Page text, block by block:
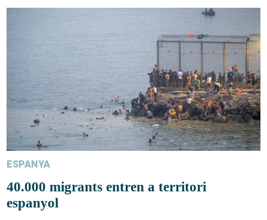
ESPANYA
40.000 migrants entren a territori
espanyol